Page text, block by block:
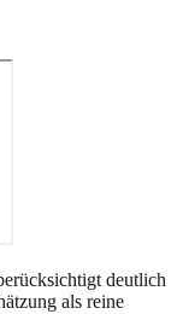
deutlich
als reine